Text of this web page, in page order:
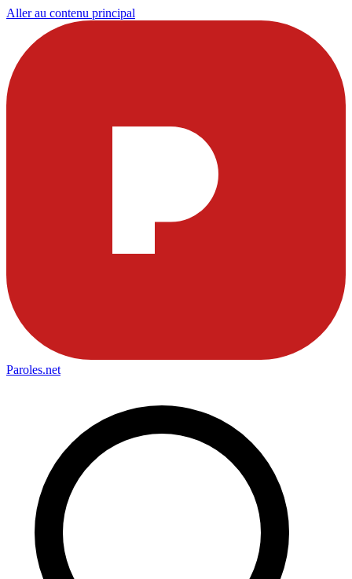
Aller au contenu principal
Paroles.net